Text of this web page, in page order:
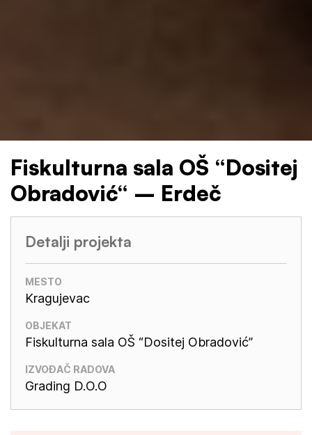
Fiskulturna sala OŠ “Dositej
Obradović“ – Erdeč
Detalji projekta
MESTO
Kragujevac
OBJEKAT
Fiskulturna sala OŠ “Dositej Obradović”
IZVOĐAČ RADOVA
Grading D.O.O